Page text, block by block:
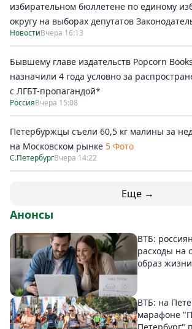
избирательном бюллетене по единому
округу на выборах депутатов
НовостиВчера 16:13
Бывшему главе издательств Popcorn
назначили 4 года условно за
с ЛГБТ-пропагандой*
РоссияВчера 15:08
Петербуржцы съели 60,5 кг малины за
на Московском рынке 5 Фото
С.ПетербургВчера 14:22
Еще →
Анонсы
ВТБ:
расходы на
образ жизни
ВТБ: на
марафоне